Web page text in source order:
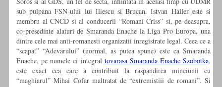
sub pulpana FSN-ului lui Iliescu si Brucan. Istvan Haller este si
membru al CNCD si al conducerii “Romani Criss” si, pe deasupra,
co-presedinte alaturi de Smaranda Enache la Liga Pro Europa, una
dintre cele mai anti-romanesti organizatii inregistrate legal. Ceea ce a
“scapat” “Adevarului” (normal, as putea spune) este ca Smaranda
Enache, pe numele ei integral tovarasa Smaranda Enache Szobotka,
este exact cea care a contribuit la raspandirea minciunii cu
“maghiarul” Mihai Cofar maltratat de “extremistiii de romani”. Si